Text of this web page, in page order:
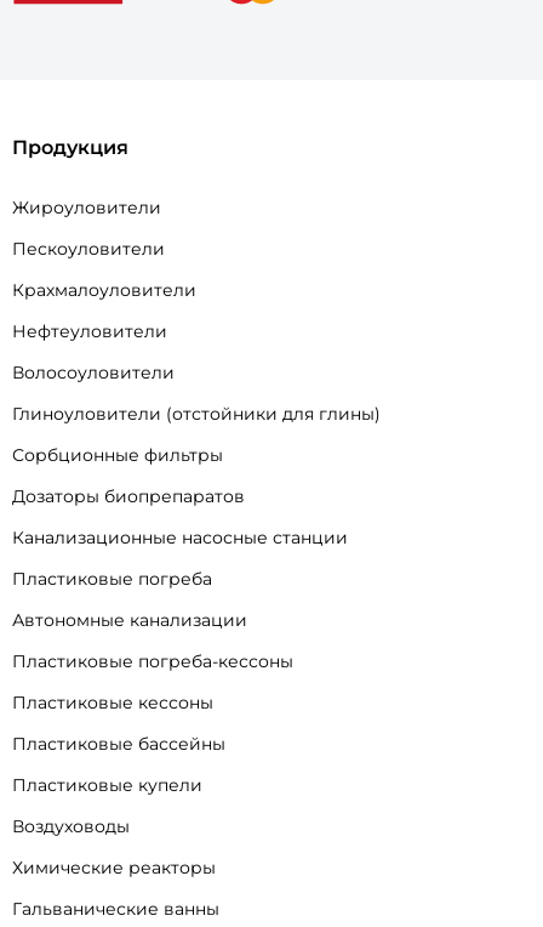
Продукция
Жироуловители
Пескоуловители
Крахмалоуловители
Нефтеуловители
Волосоуловители
Глиноуловители (отстойники для глины)
Сорбционные фильтры
Дозаторы биопрепаратов
Канализационные насосные станции
Пластиковые погреба
Автономные канализации
Пластиковые погреба-кессоны
Пластиковые кессоны
Пластиковые бассейны
Пластиковые купели
Воздуховоды
Химические реакторы
Гальванические ванны